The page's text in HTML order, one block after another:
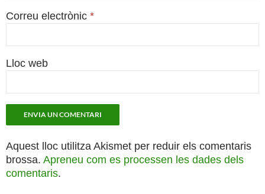
Correu electrònic *
Lloc web
Aquest lloc utilitza Akismet per reduir els comentaris
brossa. Apreneu com es processen les dades dels
comentaris.